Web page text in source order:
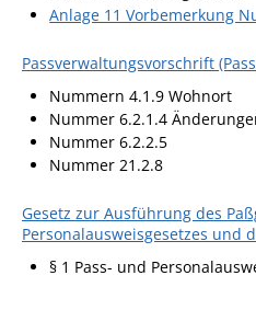
Anlage 11 Vorbemerkung
Passverwaltungsvorschrift
Nummern 4.1.9 Wohnort
Nummer 6.2.1.4
Nummer 6.2.2.5
Nummer 21.2.8
Gesetz zur Ausführung des
Personalausweisgesetzes und
§ 1 Pass- und